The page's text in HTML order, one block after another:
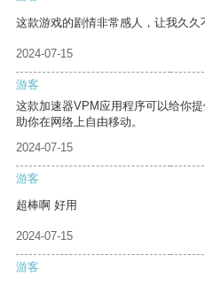
这款游戏的剧情非常感人，让我久久
2024-07-15
游客
这款加速器VPM应用程序可以给你
助你在网络上自由移动。
2024-07-15
游客
超棒啊 好用
2024-07-15
游客